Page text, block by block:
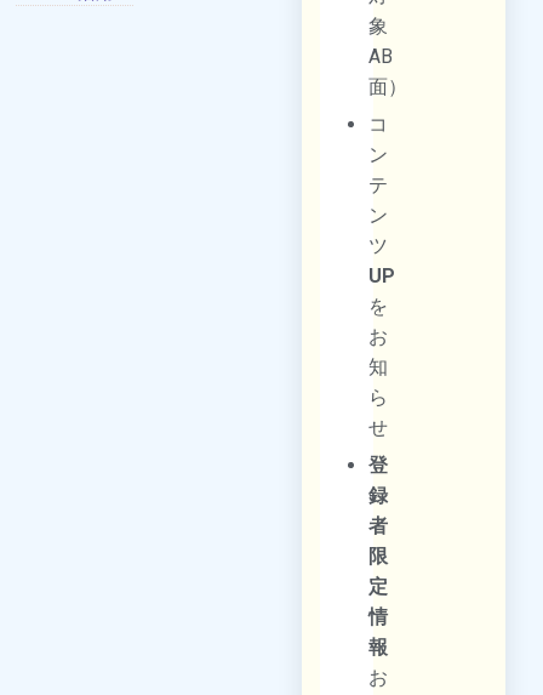
象
AB
面）
コ
ン
テ
ン
ツ
UP
を
お
知
ら
せ
登
録
者
限
定
情
報
お